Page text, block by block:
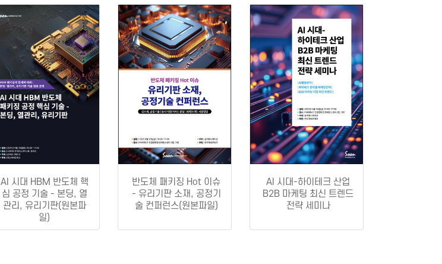
AI 시대 HBM 반도체 핵
심 공정 기술 - 본딩, 열
관리, 유리기판(원본파
일)
반도체 패키징 Hot 이슈
- 유리기판 소재, 공정기
술 컨퍼런스(원본파일)
AI 시대-하이테크 산업
B2B 마케팅 최신 트렌드
전략 세미나